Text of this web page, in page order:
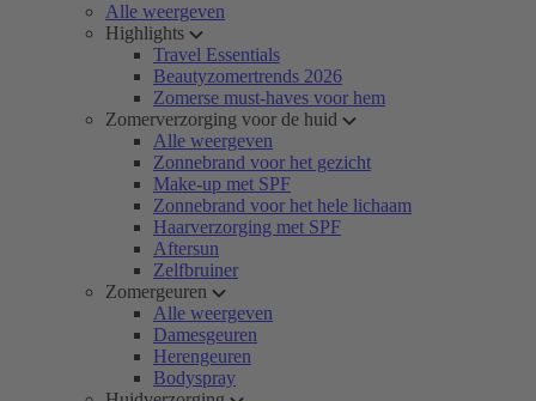
Alle weergeven
Highlights
Travel Essentials
Beautyzomertrends 2026
Zomerse must-haves voor hem
Zomerverzorging voor de huid
Alle weergeven
Zonnebrand voor het gezicht
Make-up met SPF
Zonnebrand voor het hele lichaam
Haarverzorging met SPF
Aftersun
Zelfbruiner
Zomergeuren
Alle weergeven
Damesgeuren
Herengeuren
Bodyspray